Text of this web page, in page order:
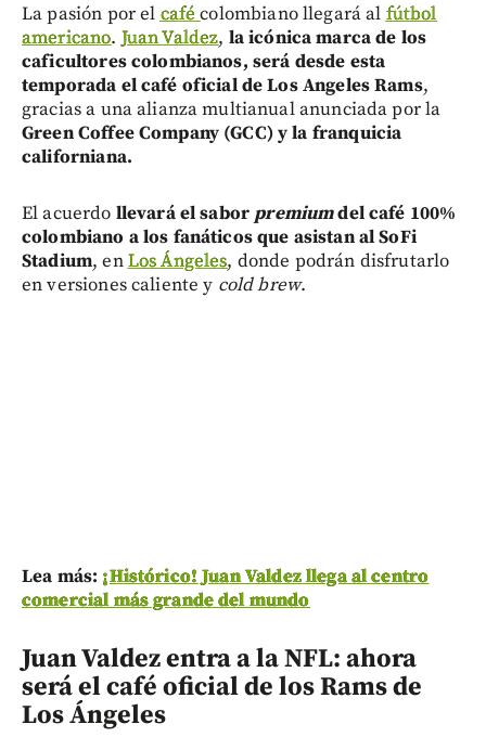
La pasión por el cafécolombiano llegará al fútbol
americano. Juan Valdez, la icónica marca de los
caficultores colombianos, será desde esta
temporada el café oficial de Los Angeles Rams,
gracias a una alianza multianual anunciada por la
Green Coffee Company (GCC) y la franquicia
californiana.
El acuerdo llevará el sabor premiumdel café 100%
colombiano a los fanáticos que asistan al SoFi
Stadium, enLos Ángeles, donde podrán disfrutarlo
en versiones caliente y cold brew.
Lea más: ¡Histórico! Juan Valdez llega al centro
comercial más grande del mundo
Juan Valdez entra a la NFL: ahora
será el café oficial de los Rams de
Los Ángeles